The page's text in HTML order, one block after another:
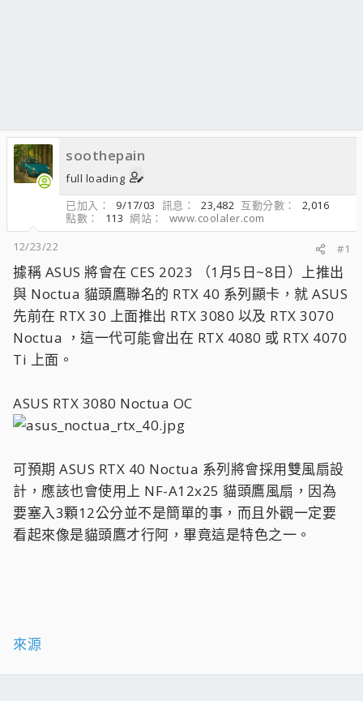
soothepain
full loading
已加入
9/17/03 訊息 23,482 互動分數
2,016
點數
113 網站
www.coolaler.com
12/23/22
#1
據稱 ASUS 將會在 CES 2023 （1月5日~8日）上推出
與 Noctua 貓頭鷹聯名的 RTX 40 系列顯卡，就 ASUS
先前在 RTX 30 上面推出 RTX 3080 以及 RTX 3070
Noctua ，這一代可能會出在 RTX 4080 或 RTX 4070
Ti 上面。
ASUS RTX 3080 Noctua OC
可預期 ASUS RTX 40 Noctua 系列將會採用雙風扇設
計，應該也會使用上 NF-A12x25 貓頭鷹風扇，因為
要塞入3顆12公分並不是簡單的事，而且外觀一定要
看起來像是貓頭鷹才行阿，畢竟這是特色之一。
來源